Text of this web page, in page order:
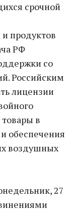
срочной
продуктов
РФ
со
Российским
лицензии
в
обеспечения
воздушных
27